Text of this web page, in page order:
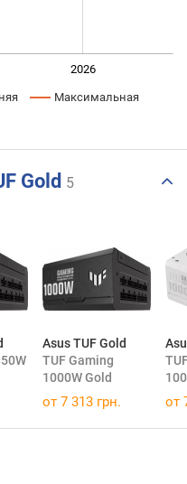
2026
Максимальная
Gold 5
Asus TUF Gold
TUF Gaming
1000W Gold
от 7 313 грн. от